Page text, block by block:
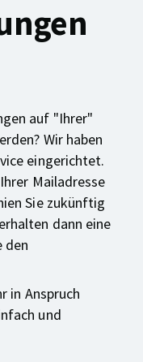
auf "Ihrer"
Wir haben
eingerichtet.
Mailadresse
Sie zukünftig
dann eine
den
in Anspruch
und